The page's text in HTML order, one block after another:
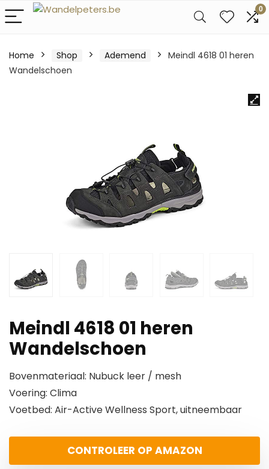
0
Home Shop Ademend
Meindl 4618 01 heren
Wandelschoen
Meindl 4618 01 heren
Wandelschoen
Bovenmateriaal: Nubuck leer / mesh
Voering: Clima
Voetbed: Air-Active Wellness Sport, uitneembaar
CONTROLEER OP AMAZON